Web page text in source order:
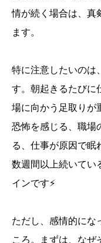
情が続く場合は、真
ます。
特に注意したいのは
す。朝起きるたびに
場に向かう足取りが
恐怖を感じる、職場
る、仕事が原因で
数週間以上続いてい
インです⚡
ただし、感情的にな
ころ。まずは、なぜ